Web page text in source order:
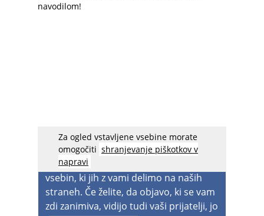
navodilom!
Za ogled vstavljene vsebine morate
omogočiti shranjevanje piškotkov v
napravi
acebook spreminja nastavitve, zato
boste v prihodnje lahko videvali manj
vsebin, ki jih z vami delimo na naših
straneh. Če želite, da objavo, ki se vam
zdi zanimiva, vidijo tudi vaši prijatelji, jo